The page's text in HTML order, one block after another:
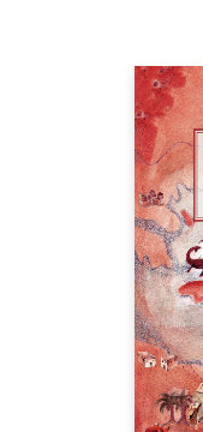
sale de nezdruncinat,
și copii și cu poveștile
generații întregi.“ —
„Cercetarea științifică
prin experiență în
adresează părinților,
preocupați de
DICKINSON,